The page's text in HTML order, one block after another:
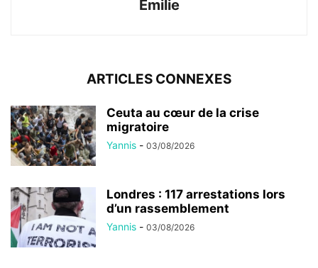
Emilie
ARTICLES CONNEXES
Ceuta au cœur de la crise
migratoire
Yannis - 03/08/2026
Londres : 117 arrestations lors
d’un rassemblement
Yannis - 03/08/2026